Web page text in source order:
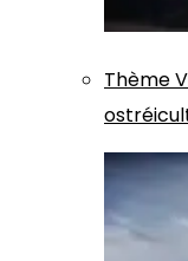
Thème